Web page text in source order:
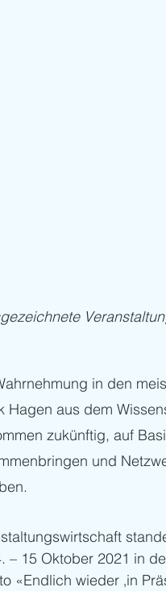
in den
Hagen aus dem
zukünftig, auf
und
15 Oktober 2021 in
«Endlich wieder ‚in